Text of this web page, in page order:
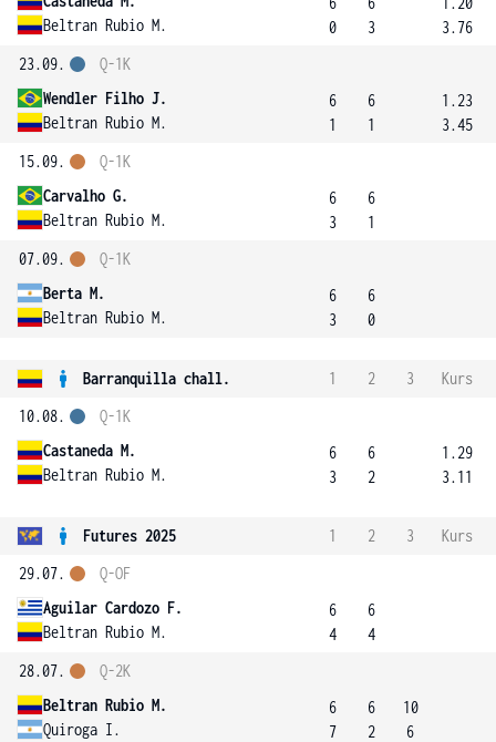
Beltran Rubio M.
0
3
3.76
23.09.
Wendler Filho J.
Beltran Rubio M.
Q-1K
6
1
6
1
1.23
3.45
15.09.
Carvalho G.
Beltran Rubio M.
Q-1K
6
3
6
1
07.09.
Berta M.
Beltran Rubio M.
Q-1K
6
3
6
0
Barranquilla chall. 1 2 3
Kurs
10.08.
Castaneda M.
Beltran Rubio M.
Q-1K
6
3
6
2
1.29
3.11
Futures 2025 1 2 3
Kurs
29.07.
Aguilar Cardozo F.
Beltran Rubio M.
Q-OF
6
4
6
4
28.07.
Beltran Rubio M.
Quiroga I.
Q-2K
6
7
6
2
10
6